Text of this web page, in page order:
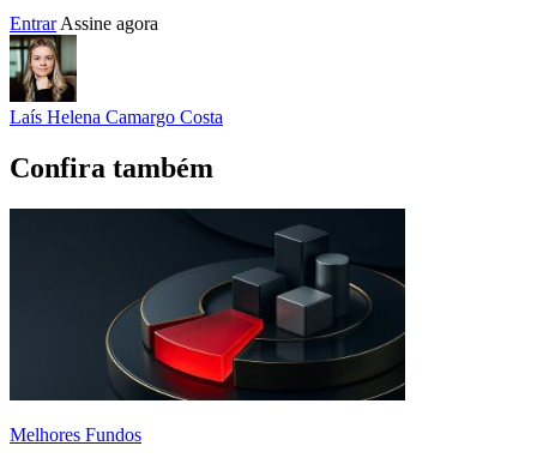
Entrar Assine agora
Laís Helena Camargo Costa
Confira também
Melhores Fundos